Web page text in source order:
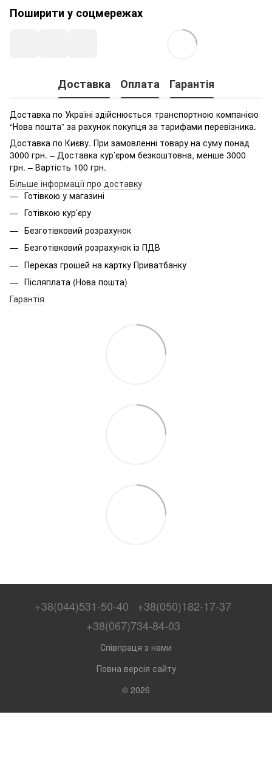
Поширити у соцмережах
Доставка Оплата Гарантія
Доставка по Україні здійснюється транспортною компанією
“Нова пошта” за рахунок покупця за тарифами перевізника.
Доставка по Києву. При замовленні товару на суму понад
3000 грн. – Доставка кур’єром безкоштовна, менше 3000
грн. – Вартість 100 грн.
Більше інформації про доставку
Готівкою у магазині
Готівкою кур’єру
Безготівковий розрахунок
Безготівковий розрахунок із ПДВ
Переказ грошей на картку Приватбанку
Післяплата (Нова пошта)
Гарантія
+38(044)531-50-40
+38(050)182-17-37
+38(067)734-84-03
Співпраця з нами
Повна версія сайту
© 2026